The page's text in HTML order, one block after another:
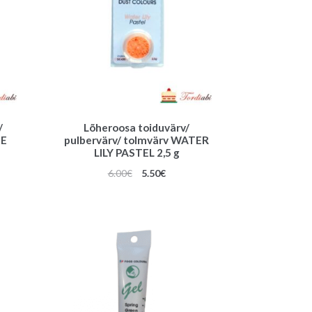
Lõheroosa toiduvärv/
pulbervärv/ tolmvärv WATER
LILY PASTEL 2,5 g
6.00€
Algne
5.50€Praegune